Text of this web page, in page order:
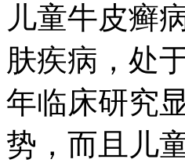
儿童牛皮癣
肤疾病，处
年临床研究
势，而且儿